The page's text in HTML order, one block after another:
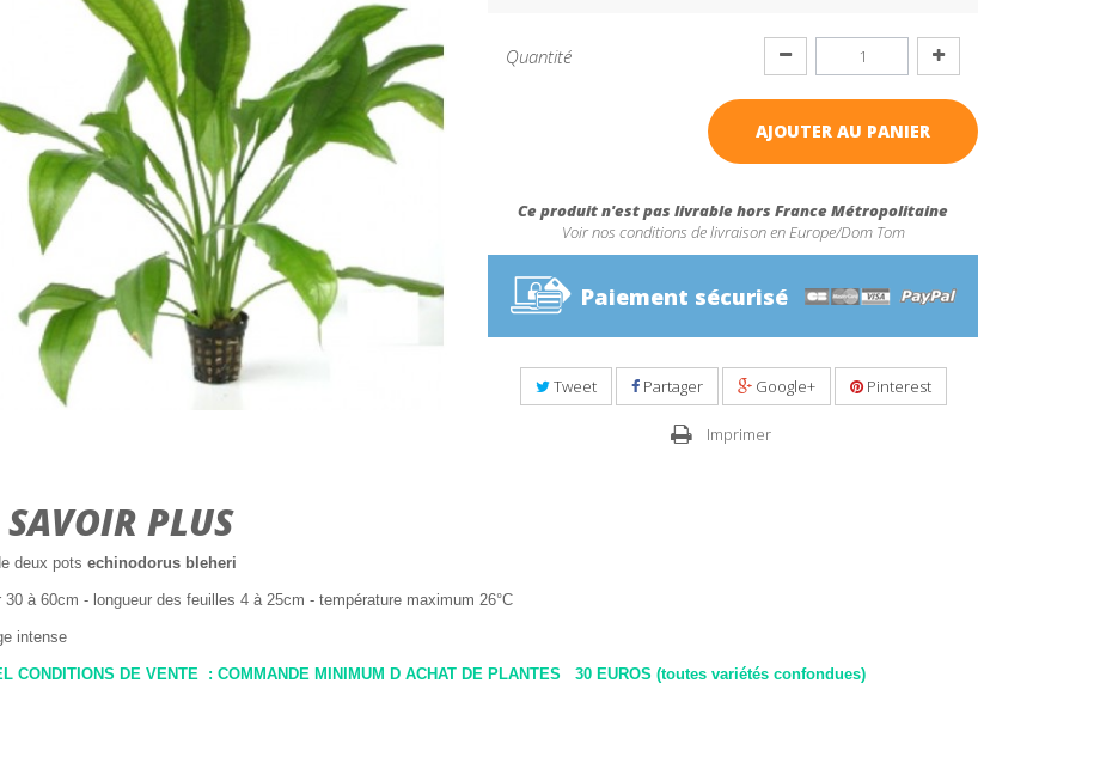
Quantité
AJOUTER AU PANIER
Ce produit n'est pas livrable hors France Métropolitaine
Voir nos conditions de livraison en Europe/Dom Tom
Paiement sécurisé
Tweet Partager Google+ Pinterest
Imprimer
PLUS
deux pots echinodorus bleheri
30 à 60cm - longueur des feuilles 4 à 25cm - température maximum 26°C
intense
CONDITIONS DE VENTE : COMMANDE MINIMUM D ACHAT DE PLANTES 30 EUROS (toutes variétés confondues)